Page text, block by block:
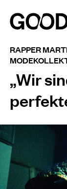
RAPPER
„Wir